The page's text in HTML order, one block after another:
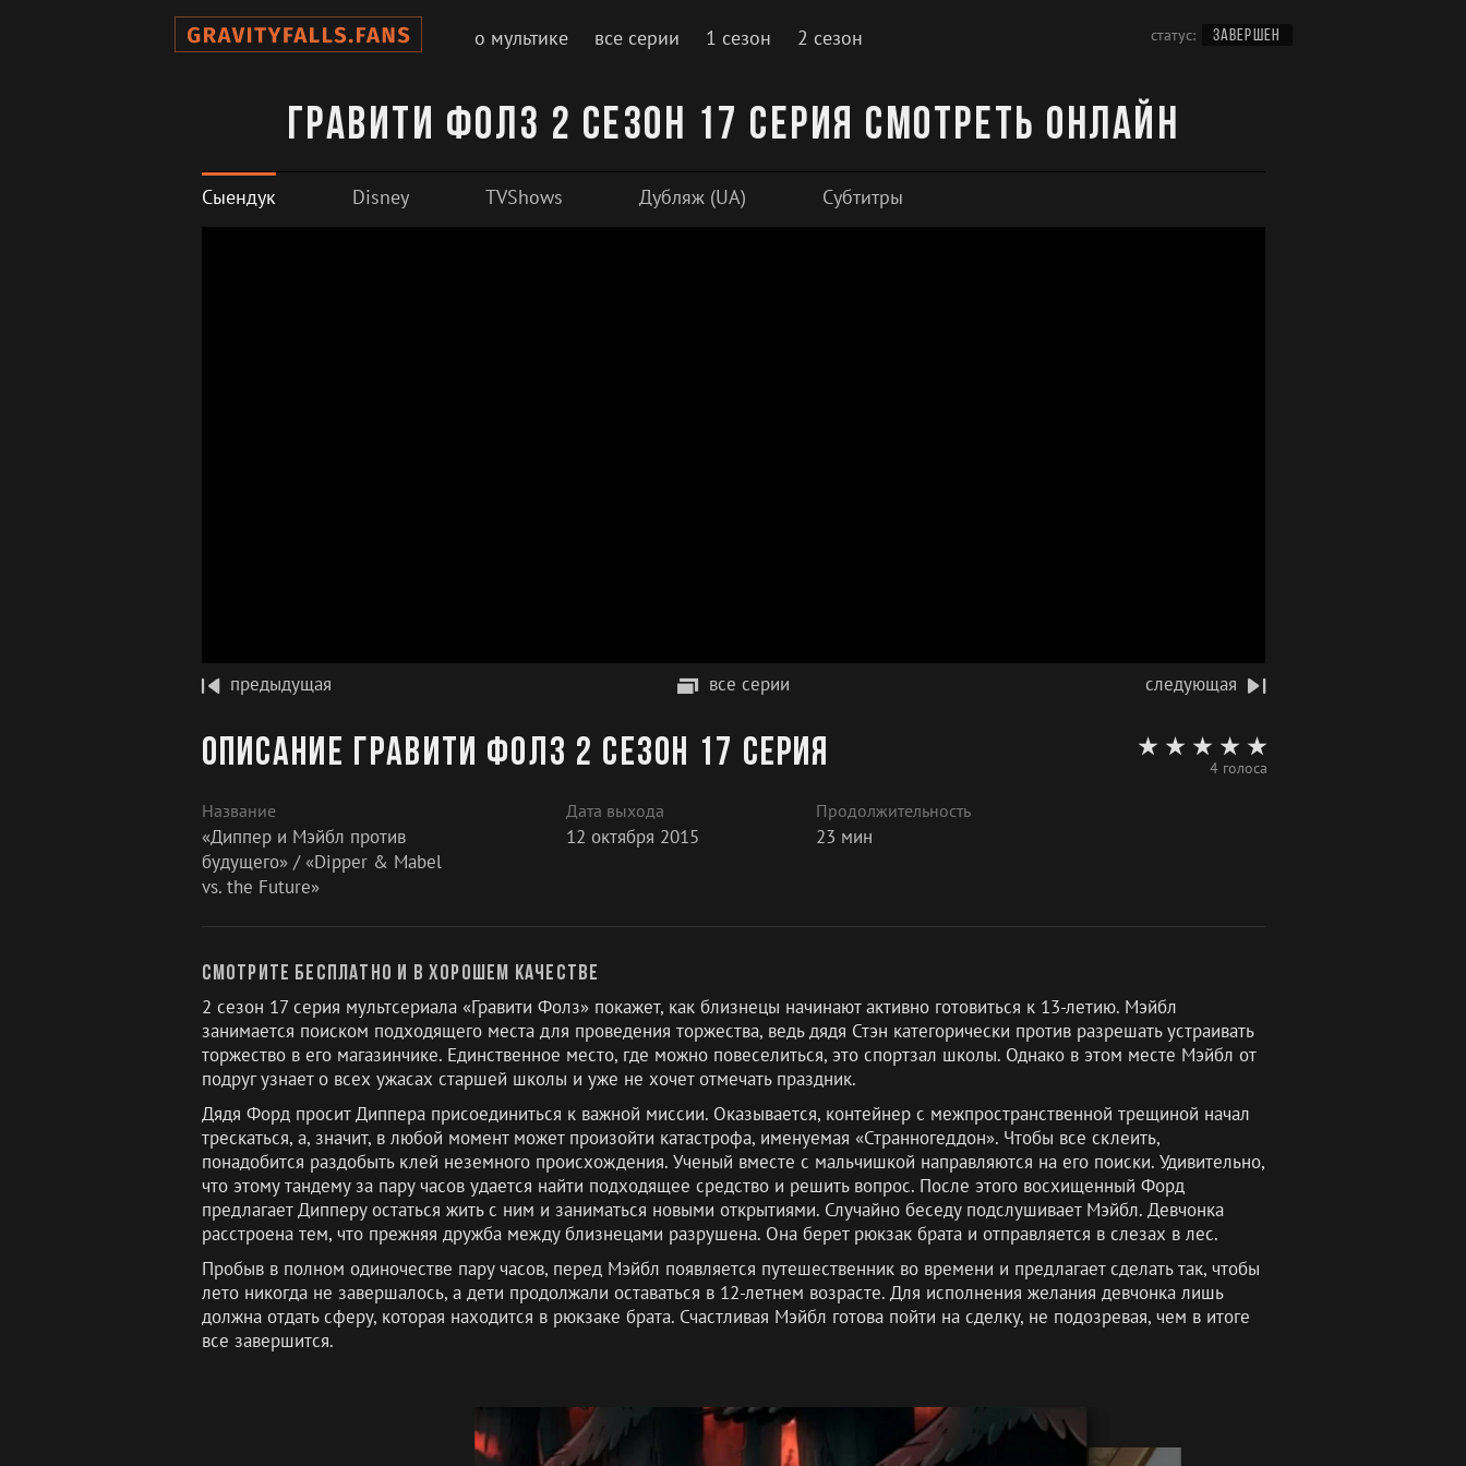
о мультике все серии 1 сезон 2 сезон статус: ЗАВЕРШЕН
Гравити Фолз 2 сезон 17 серия смотреть онлайн
Сыендук Disney TVShows Дубляж (UA) Субтитры
предыдущая все серии следующая
4 голоса
Описание Гравити Фолз 2 сезон 17 серия
Название
«Диппер и Мэйбл против
будущего» / «Dipper & Mabel
vs. the Future»
Дата выхода
12 октября 2015
Продолжительность
23 мин
Смотрите бесплатно и в хорошем качестве
2 сезон 17 серия мультсериала «Гравити Фолз» покажет, как близнецы начинают активно готовиться к 13-летию. Мэйбл
занимается поиском подходящего места для проведения торжества, ведь дядя Стэн категорически против разрешать устраивать
торжество в его магазинчике. Единственное место, где можно повеселиться, это спортзал школы. Однако в этом месте Мэйбл от
подруг узнает о всех ужасах старшей школы и уже не хочет отмечать праздник.
Дядя Форд просит Диппера присоединиться к важной миссии. Оказывается, контейнер с межпространственной трещиной начал
трескаться, а, значит, в любой момент может произойти катастрофа, именуемая «Странногеддон». Чтобы все склеить,
понадобится раздобыть клей неземного происхождения. Ученый вместе с мальчишкой направляются на его поиски. Удивительно,
что этому тандему за пару часов удается найти подходящее средство и решить вопрос. После этого восхищенный Форд
предлагает Дипперу остаться жить с ним и заниматься новыми открытиями. Случайно беседу подслушивает Мэйбл. Девчонка
расстроена тем, что прежняя дружба между близнецами разрушена. Она берет рюкзак брата и отправляется в слезах в лес.
Пробыв в полном одиночестве пару часов, перед Мэйбл появляется путешественник во времени и предлагает сделать так, чтобы
лето никогда не завершалось, а дети продолжали оставаться в 12-летнем возрасте. Для исполнения желания девчонка лишь
должна отдать сферу, которая находится в рюкзаке брата. Счастливая Мэйбл готова пойти на сделку, не подозревая, чем в итоге
все завершится.